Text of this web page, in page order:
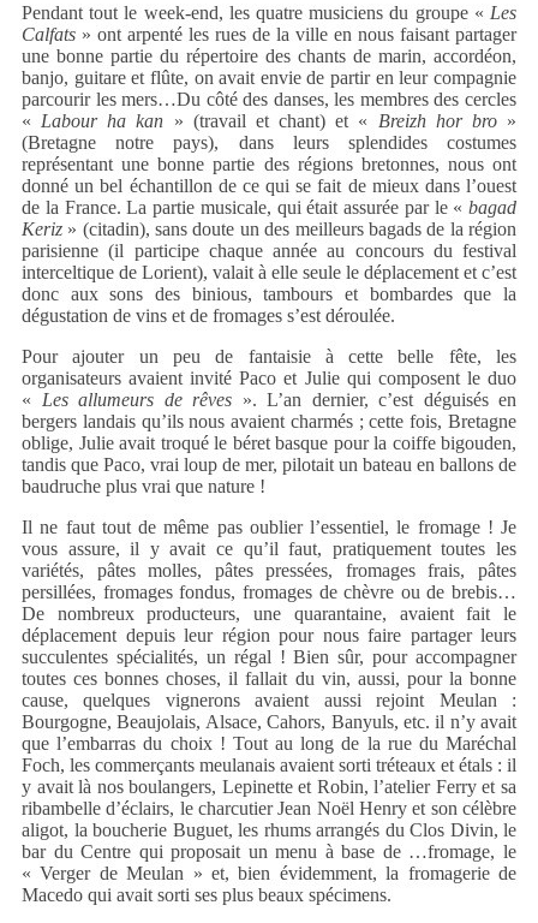
Pendant tout le week-end, les quatre musiciens du groupe « Les
Calfats » ont arpenté les rues de la ville en nous faisant partager
une bonne partie du répertoire des chants de marin, accordéon,
banjo, guitare et flûte, on avait envie de partir en leur compagnie
parcourir les mers…Du côté des danses, les membres des cercles
« Labour ha kan » (travail et chant) et « Breizh hor bro»
(Bretagne notre pays), dans leurs splendides costumes
représentant une bonne partie des régions bretonnes, nous ont
donné un bel échantillon de ce qui se fait de mieux dans l’ouest
de la France. La partie musicale, qui était assurée par le « bagad
Keriz » (citadin), sans doute un des meilleurs bagads de la région
parisienne (il participe chaque année au concours du festival
interceltique de Lorient), valait à elle seule le déplacement et c’est
donc aux sons des binious, tambours et bombardes que la
dégustation de vins et de fromages s’est déroulée.
Pour ajouter un peu de fantaisie à cette belle fête, les
organisateurs avaient invité Paco et Julie qui composent le duo
« Les allumeurs de rêves ». L’an dernier, c’est déguisés en
bergers landais qu’ils nous avaient charmés ; cette fois, Bretagne
oblige, Julie avait troqué le béret basque pour la coiffe bigouden,
tandis que Paco, vrai loup de mer, pilotait un bateau en ballons de
baudruche plus vrai que nature !
Il ne faut tout de même pas oublier l’essentiel, le fromage ! Je
vous assure, il y avait ce qu’il faut, pratiquement toutes les
variétés, pâtes molles, pâtes pressées, fromages frais, pâtes
persillées, fromages fondus, fromages de chèvre ou de brebis…
De nombreux producteurs, une quarantaine, avaient fait le
déplacement depuis leur région pour nous faire partager leurs
succulentes spécialités, un régal ! Bien sûr, pour accompagner
toutes ces bonnes choses, il fallait du vin, aussi, pour la bonne
cause, quelques vignerons avaient aussi rejoint Meulan :
Bourgogne, Beaujolais, Alsace, Cahors, Banyuls, etc. il n’y avait
que l’embarras du choix ! Tout au long de la rue du Maréchal
Foch, les commerçants meulanais avaient sorti tréteaux et étals : il
y avait là nos boulangers, Lepinette et Robin, l’atelier Ferry et sa
ribambelle d’éclairs, le charcutier Jean Noël Henry et son célèbre
aligot, la boucherie Buguet, les rhums arrangés du Clos Divin, le
bar du Centre qui proposait un menu à base de …fromage, le
« Verger de Meulan » et, bien évidemment, la fromagerie de
Macedo qui avait sorti ses plus beaux spécimens.